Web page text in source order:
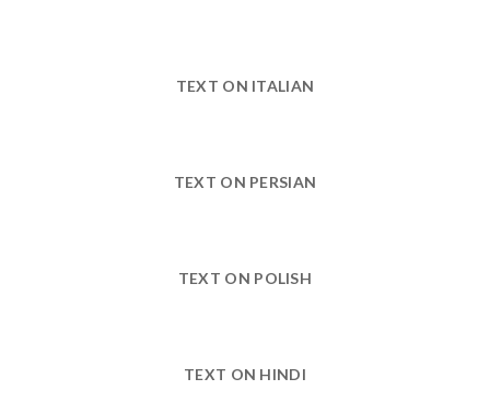
TEXT ON ITALIAN
TEXT ON PERSIAN
TEXT ON POLISH
TEXT ON HINDI